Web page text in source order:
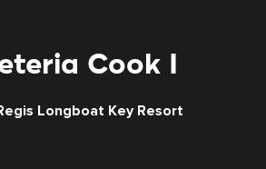
Cook I
Longboat Key Resort